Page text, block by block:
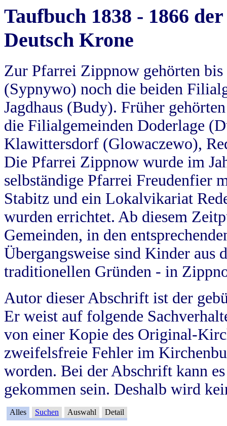
Taufbuch 1838 - 1866
Deutsch Krone
Zur Pfarrei Zippnow gehörten
(Sypnywo) noch die beiden
Jagdhaus (Budy). Früher
die Filialgemeinden Doderlage
Klawittersdorf (Glowaczewo),
Die Pfarrei Zippnow wurde im
selbständige Pfarrei Freudenfier
Stabitz und ein Lokalvikariat
wurden errichtet. Ab diesem
Gemeinden, in den
Übergangsweise sind Kinder aus
traditionellen Gründen - in
Autor dieser Abschrift ist der
Er weist auf folgende
von einer Kopie des Original-
zweifelsfreie Fehler im
worden. Bei der Abschrift kann
gekommen sein. Deshalb wird
Alles Suchen Auswahl Detail